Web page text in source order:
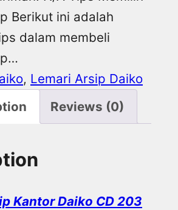
Berikut ini adalah
dalam membeli
, Lemari Arsip Daiko
Reviews (0)
Kantor Daiko CD 203